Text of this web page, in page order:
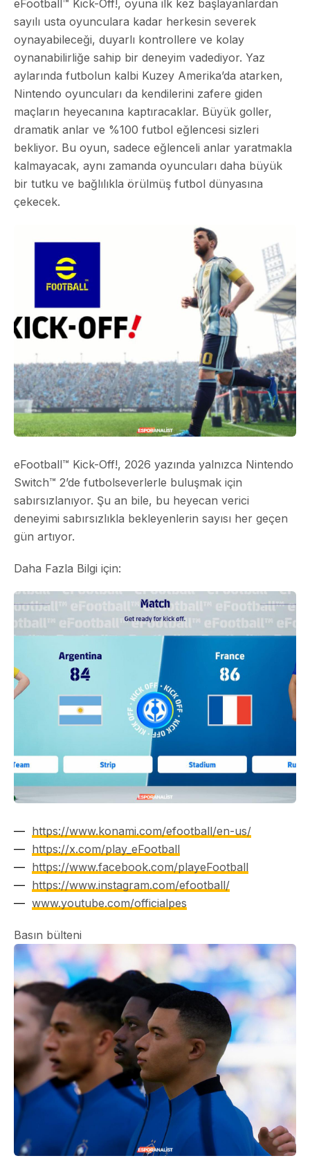
eFootball™ Kick-Off!, oyuna ilk kez başlayanlardan
sayılı usta oyunculara kadar herkesin severek
oynayabileceği, duyarlı kontrollere ve kolay
oynanabilirliğe sahip bir deneyim vadediyor. Yaz
aylarında futbolun kalbi Kuzey Amerika’da atarken,
Nintendo oyuncuları da kendilerini zafere giden
maçların heyecanına kaptıracaklar. Büyük goller,
dramatik anlar ve %100 futbol eğlencesi sizleri
bekliyor. Bu oyun, sadece eğlenceli anlar yaratmakla
kalmayacak, aynı zamanda oyuncuları daha büyük
bir tutku ve bağlılıkla örülmüş futbol dünyasına
çekecek.
eFootball™ Kick-Off!, 2026 yazında yalnızca Nintendo
Switch™ 2’de futbolseverlerle buluşmak için
sabırsızlanıyor. Şu an bile, bu heyecan verici
deneyimi sabırsızlıkla bekleyenlerin sayısı her geçen
gün artıyor.
Daha Fazla Bilgi için:
https://www.konami.com/efootball/en-us/
https://x.com/play_eFootball
https://www.facebook.com/playeFootball
https://www.instagram.com/efootball/
www.youtube.com/officialpes
Basın bülteni